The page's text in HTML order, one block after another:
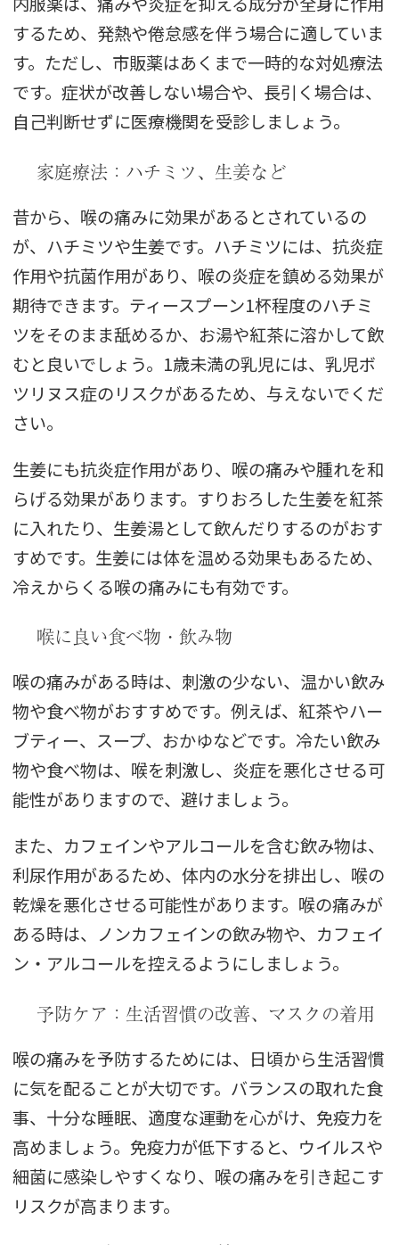
するため、発熱や倦怠感を伴う場合に適していま
す。ただし、市販薬はあくまで一時的な対処療法
です。症状が改善しない場合や、長引く場合は、
自己判断せずに医療機関を受診しましょう。
家庭療法：ハチミツ、生姜など
昔から、喉の痛みに効果があるとされているの
が、ハチミツや生姜です。ハチミツには、抗炎症
作用や抗菌作用があり、喉の炎症を鎮める効果が
期待できます。ティースプーン1杯程度のハチミ
ツをそのまま舐めるか、お湯や紅茶に溶かして飲
むと良いでしょう。1歳未満の乳児には、乳児ボ
ツリヌス症のリスクがあるため、与えないでくだ
さい。
生姜にも抗炎症作用があり、喉の痛みや腫れを和
らげる効果があります。すりおろした生姜を紅茶
に入れたり、生姜湯として飲んだりするのがおす
すめです。生姜には体を温める効果もあるため、
冷えからくる喉の痛みにも有効です。
喉に良い食べ物・飲み物
喉の痛みがある時は、刺激の少ない、温かい飲み
物や食べ物がおすすめです。例えば、紅茶やハー
ブティー、スープ、おかゆなどです。冷たい飲み
物や食べ物は、喉を刺激し、炎症を悪化させる可
能性がありますので、避けましょう。
また、カフェインやアルコールを含む飲み物は、
利尿作用があるため、体内の水分を排出し、喉の
乾燥を悪化させる可能性があります。喉の痛みが
ある時は、ノンカフェインの飲み物や、カフェイ
ン・アルコールを控えるようにしましょう。
予防ケア：生活習慣の改善、マスクの着用
喉の痛みを予防するためには、日頃から生活習慣
に気を配ることが大切です。バランスの取れた食
事、十分な睡眠、適度な運動を心がけ、免疫力を
高めましょう。免疫力が低下すると、ウイルスや
細菌に感染しやすくなり、喉の痛みを引き起こす
リスクが高まります。